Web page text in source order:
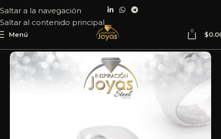
Saltar a la navegación
Saltar al contenido principal
Menú 0 $